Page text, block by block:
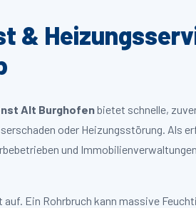
&
Alt Burghofenbietet schnelle,
oder Heizungsstörung. Als
und
Ein Rohrbruch kann massive